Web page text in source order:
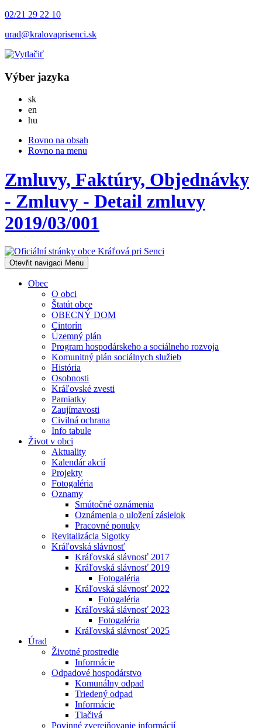
02/21 29 22 10
urad@kralovaprisenci.sk
Výber jazyka
skSlovensky
en
hu
Rovno na obsah
Rovno na menu
Zmluvy, Faktúry, Objednávky
- Zmluvy - Detail zmluvy
2019/03/001
Otevřit navigaci Menu
Obec
O obci
Štatút obce
OBECNÝ DOM
Cintorín
Územný plán
Program hospodárskeho a sociálneho rozvoja
Komunitný plán sociálnych služieb
História
Osobnosti
Kráľovské zvesti
Pamiatky
Zaujímavosti
Civilná ochrana
Info tabule
Život v obci
Aktuality
Kalendár akcií
Projekty
Fotogaléria
Oznamy
Smútočné oznámenia
Oznámenia o uložení zásielok
Pracovné ponuky
Revitalizácia Sigotky
Kráľovská slávnosť
Kráľovská slávnosť 2017
Kráľovská slávnosť 2019
Fotogaléria
Kráľovská slávnosť 2022
Fotogaléria
Kráľovská slávnosť 2023
Fotogaléria
Kráľovská slávnosť 2025
Úrad
Životné prostredie
Informácie
Odpadové hospodárstvo
Komunálny odpad
Triedený odpad
Informácie
Tlačivá
Povinné zverejňovanie informácií